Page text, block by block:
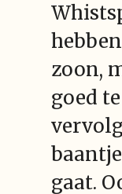
zoon,
goed
gaat.